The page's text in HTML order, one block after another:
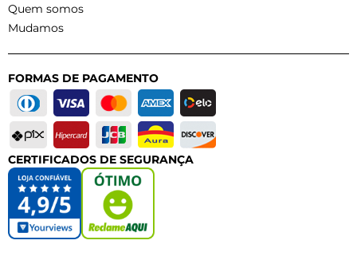
Quem somos
Mudamos
FORMAS DE PAGAMENTO
CERTIFICADOS DE SEGURANÇA